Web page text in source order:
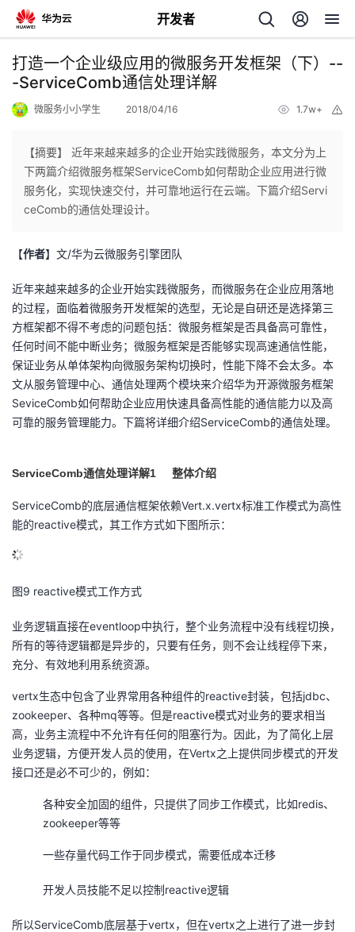
开发者
返
回
个
页
开
发
者
我
博的我
播
活
动
的
关
注
的
开
发
者
堂
程
认
证
的
实
验
我
的
收
藏
我
的
Programs
我
的
支
支
持
声
建
议
打造一个企业级应用的微服务开发框架（下）--
-ServiceComb通信处理详解
微服务小小学生 2018/04/16 1.7w+
【摘要】 近年来越来越多的企业开始实践微服务，本文分为上
下两篇介绍微服务框架ServiceComb如何帮助企业应用进行微
服务化，实现快速交付，并可靠地运行在云端。下篇介绍Servi
ceComb的通信处理设计。
【作者】文/华为云微服务引擎团队
近年来越来越多的企业开始实践微服务，而微服务在企业应用落地
的过程，面临着微服务开发框架的选型，无论是自研还是选择第三
方框架都不得不考虑的问题包括：微服务框架是否具备高可靠性，
任何时间不能中断业务；微服务框架是否能够实现高速通信性能，
保证业务从单体架构向微服务架构切换时，性能下降不会太多。本
文从服务管理中心、通信处理两个模块来介绍华为开源微服务框架
SeviceComb如何帮助企业应用快速具备高性能的通信能力以及高
可靠的服务管理能力。下篇将详细介绍ServiceComb的通信处理。
ServiceComb通信处理详解1 整体介绍
ServiceComb的底层通信框架依赖Vert.x.vertx标准工作模式为高性
能的reactive模式，其工作方式如下图所示：
图9 reactive模式工作方式
业务逻辑直接在eventloop中执行，整个业务流程中没有线程切换，
所有的等待逻辑都是异步的，只要有任务，则不会让线程停下来，
充分、有效地利用系统资源。
vertx生态中包含了业界常用各种组件的reactive封装，包括jdbc、
zookeeper、各种mq等等。但是reactive模式对业务的要求相当
高，业务主流程中不允许有任何的阻塞行为。因此，为了简化上层
业务逻辑，方便开发人员的使用，在Vertx之上提供同步模式的开发
接口还是必不可少的，例如：
各种安全加固的组件，只提供了同步工作模式，比如redis、
zookeeper等等
一些存量代码工作于同步模式，需要低成本迁移
开发人员技能不足以控制reactive逻辑
所以ServiceComb底层基于vertx，但在vertx之上进行了进一步封